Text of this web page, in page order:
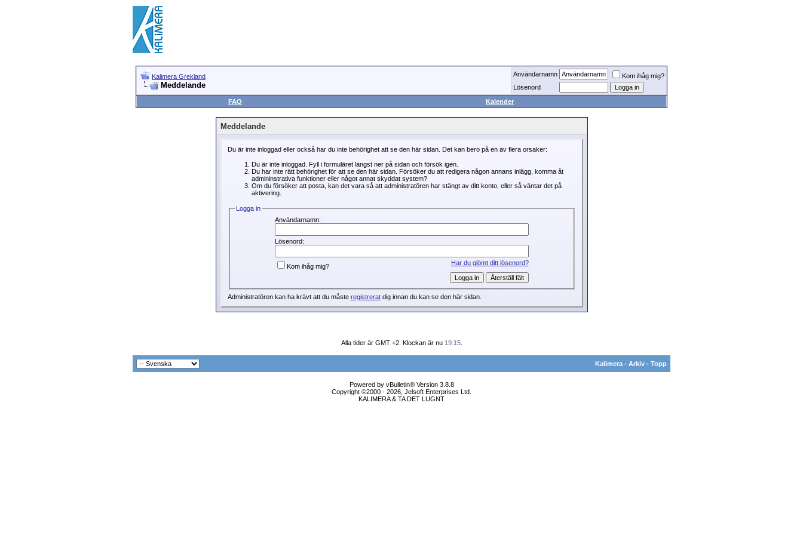
Kalimera Grekland
Meddelande
Användarnamn
Kom ihåg mig?
Lösenord
FAQ
Kalender
Meddelande
Du är inte inloggad eller också har du inte behörighet att se den här sidan. Det kan bero på en av flera orsaker:
Du är inte inloggad. Fyll i formuläret längst ner på sidan och försök igen.
Du har inte rätt behörighet för att se den här sidan. Försöker du att redigera någon annans inlägg, komma åt
admininstrativa funktioner eller något annat skyddat system?
Om du försöker att posta, kan det vara så att administratören har stängt av ditt konto, eller så väntar det på
aktivering.
Logga in
Användarnamn:
Lösenord:
Har du glömt ditt lösenord?
Kom ihåg mig?
Administratören kan ha krävt att du måste registreratdig innan du kan se den här sidan.
Alla tider är GMT +2. Klockan är nu 19:15.
Kalimera - Arkiv - Topp
Powered by vBulletin® Version 3.8.8
Copyright ©2000 - 2026, Jelsoft Enterprises Ltd.
KALIMERA & TA DET LUGNT